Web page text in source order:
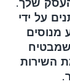
על ידי
מנוסים
שמבטיח
השירות